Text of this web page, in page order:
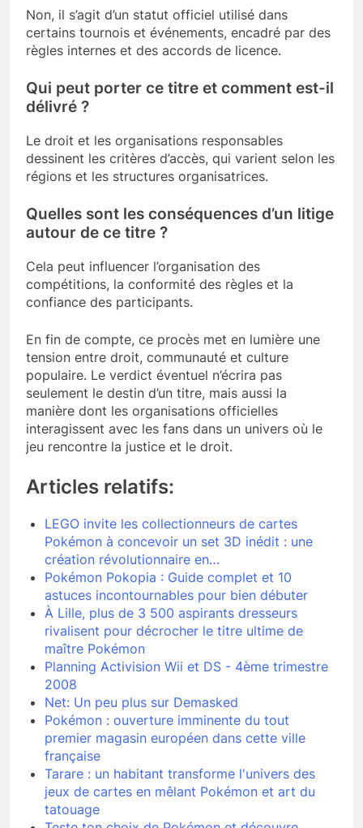
Non, il s’agit d’un statut officiel utilisé dans
certains tournois et événements, encadré par des
règles internes et des accords de licence.
Qui peut porter ce titre et comment est-il
délivré ?
Le droit et les organisations responsables
dessinent les critères d’accès, qui varient selon les
régions et les structures organisatrices.
Quelles sont les conséquences d’un litige
autour de ce titre ?
Cela peut influencer l’organisation des
compétitions, la conformité des règles et la
confiance des participants.
En fin de compte, ce procès met en lumière une
tension entre droit, communauté et culture
populaire. Le verdict éventuel n’écrira pas
seulement le destin d’un titre, mais aussi la
manière dont les organisations officielles
interagissent avec les fans dans un univers où le
jeu rencontre la justice et le droit.
Articles relatifs:
LEGO invite les collectionneurs de cartes
Pokémon à concevoir un set 3D inédit : une
création révolutionnaire en…
Pokémon Pokopia : Guide complet et 10
astuces incontournables pour bien débuter
À Lille, plus de 3 500 aspirants dresseurs
rivalisent pour décrocher le titre ultime de
maître Pokémon
Planning Activision Wii et DS - 4ème trimestre
2008
Net: Un peu plus sur Demasked
Pokémon : ouverture imminente du tout
premier magasin européen dans cette ville
française
Tarare : un habitant transforme l'univers des
jeux de cartes en mêlant Pokémon et art du
tatouage